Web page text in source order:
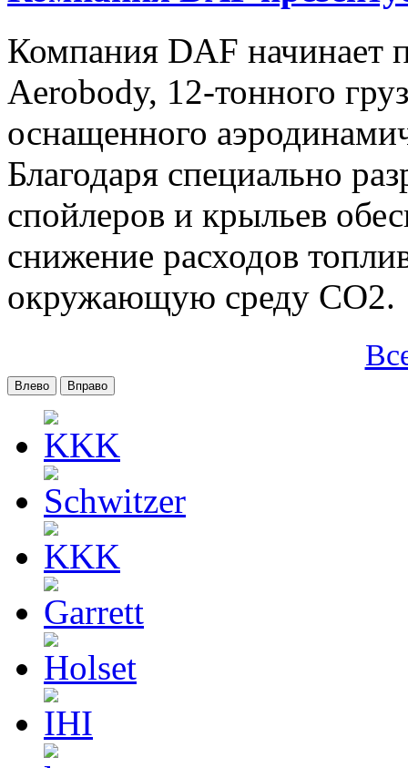
Компания DAF начинает
Aerobody, 12-тонного
оснащенного
Благодаря специально
спойлеров и крыльев
снижение расходов
окружающую среду CO2.
Влево Вправо